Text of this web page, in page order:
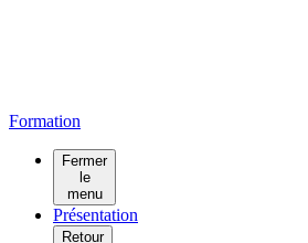
Formation
Fermer
le
menu
Présentation
Retour